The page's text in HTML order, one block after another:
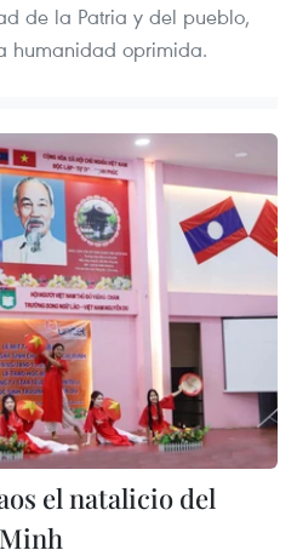
de la Patria y del pueblo,
humanidad oprimida.
el natalicio del